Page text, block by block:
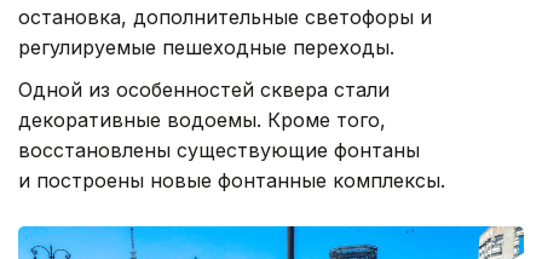
остановка, дополнительные светофоры и
регулируемые пешеходные переходы.
Одной из особенностей сквера стали
декоративные водоемы. Кроме того,
восстановлены существующие фонтаны
и построены новые фонтанные комплексы.